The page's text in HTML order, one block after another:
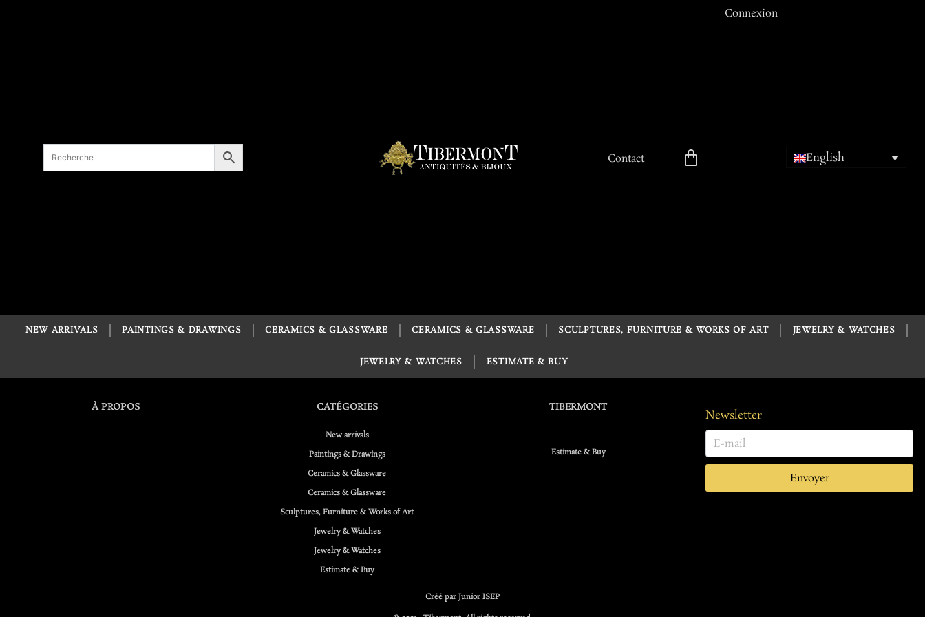
Contact
Connexion
Se souvenir de moiEnglish
NEW ARRIVALS PAINTINGS & DRAWINGS CERAMICS & GLASSWARE CERAMICS & GLASSWARE SCULPTURES, FURNITURE & WORKS OF ART JEWELRY & WATCHES
JEWELRY & WATCHES ESTIMATE & BUY
À PROPOS CATÉGORIES
New arrivals
Paintings & Drawings
Ceramics & Glassware
Ceramics & Glassware
Sculptures, Furniture & Works of Art
Jewelry & Watches
Jewelry & Watches
Estimate & Buy
TIBERMONT
Estimate & Buy
Newsletter
Envoyer
Créé par Junior ISEP